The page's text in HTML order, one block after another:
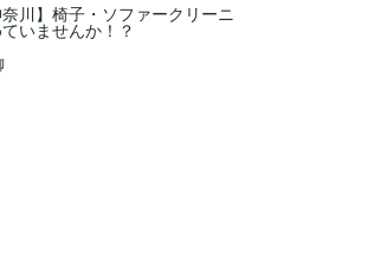
奈川】椅子・ソファークリーニ
いませんか！？